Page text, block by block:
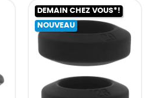
DEMAIN CHEZ VOUS*!
NOUVEAU